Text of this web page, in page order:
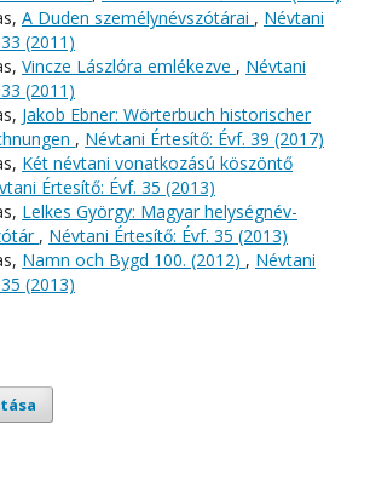
A Duden személynévszótárai , Névtani
(2011)
Vincze Lászlóra emlékezve , Névtani
(2011)
Jakob Ebner: Wörterbuch historischer
, Névtani Értesítő: Évf. 39 (2017)
Két névtani vonatkozású köszöntő
Értesítő: Évf. 35 (2013)
Lelkes György: Magyar helységnév-
, Névtani Értesítő: Évf. 35 (2013)
Namn och Bygd 100. (2012) , Névtani
(2013)